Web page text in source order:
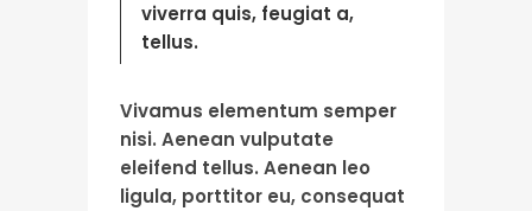
viverra quis, feugiat a,
tellus.
Vivamus elementum semper
nisi. Aenean vulputate
eleifend tellus. Aenean leo
ligula, porttitor eu, consequat